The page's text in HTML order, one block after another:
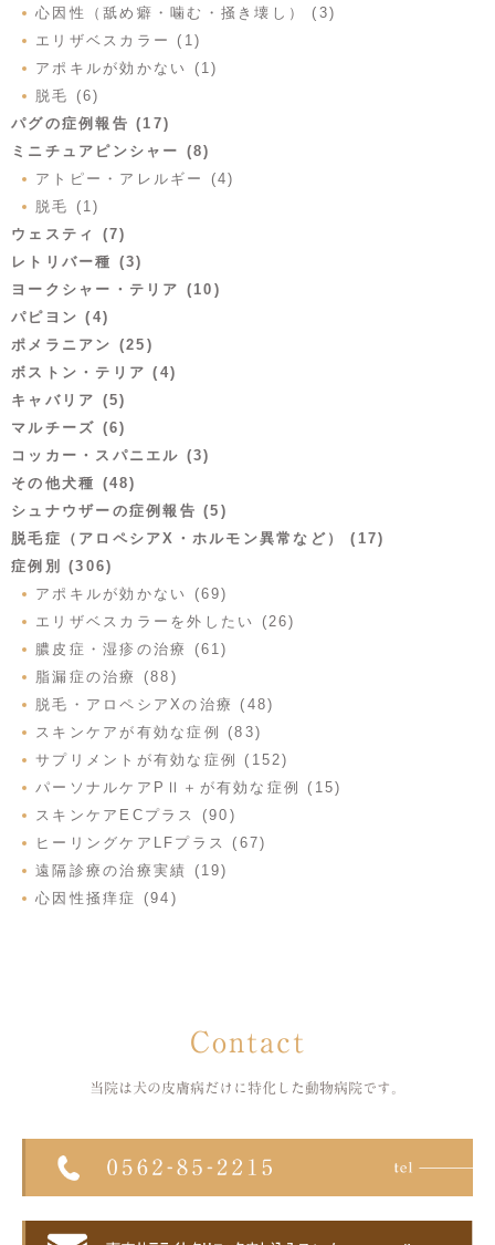
心因性（舐め癖・噛む・掻き壊し） (3)
エリザベスカラー (1)
アポキルが効かない (1)
脱毛 (6)
パグの症例報告 (17)
ミニチュアピンシャー (8)
アトピー・アレルギー (4)
脱毛 (1)
ウェスティ (7)
レトリバー種 (3)
ヨークシャー・テリア (10)
パピヨン (4)
ポメラニアン (25)
ボストン・テリア (4)
キャバリア (5)
マルチーズ (6)
コッカー・スパニエル (3)
その他犬種 (48)
シュナウザーの症例報告 (5)
脱毛症（アロペシアX・ホルモン異常など） (17)
症例別 (306)
アポキルが効かない (69)
エリザベスカラーを外したい (26)
膿皮症・湿疹の治療 (61)
脂漏症の治療 (88)
脱毛・アロペシアXの治療 (48)
スキンケアが有効な症例 (83)
サプリメントが有効な症例 (152)
パーソナルケアPⅡ＋が有効な症例 (15)
スキンケアECプラス (90)
ヒーリングケアLFプラス (67)
遠隔診療の治療実績 (19)
心因性掻痒症 (94)
Contact
当院は犬の皮膚病だけに特化した 動物病院です。